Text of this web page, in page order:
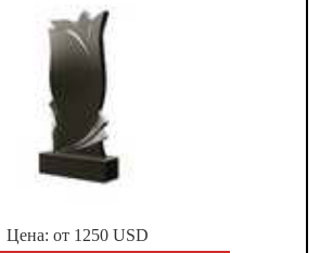
Цена: от 1250USD